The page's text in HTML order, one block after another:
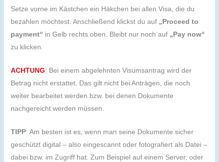
Setze vorne im Kästchen ein Häkchen bei allen Visa, die du
bezahlen möchtest. Anschließend klickst du auf „Proceed to
payment“ in Gelb rechts oben. Bleibt nur noch auf „Pay now“
zu klicken.
ACHTUNG: Bei einem abgelehnten Visumsantrag wird der
Betrag nicht erstattet. Das gilt nicht bei Anträgen, die noch
weiter bearbeitet werden bzw. bei denen Dokumente
nachgereicht werden müssen.
TIPP: Am besten ist es, wenn man seine Dokumente sicher
geschützt digital – also eingescannt oder fotografiert als Datei –
dabei bzw. im Zugriff hat. Zum Beispiel auf einem Server, oder